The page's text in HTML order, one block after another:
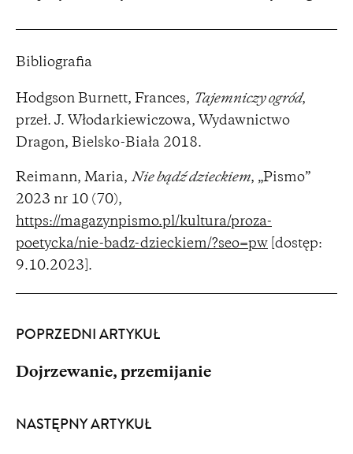
Bibliografia
Hodgson Burnett, Frances, Tajemniczy ogród,
przeł. J. Włodarkiewiczowa, Wydawnictwo
Dragon, Bielsko-Biała 2018.
Reimann, Maria, Nie bądź dzieckiem, „Pismo”
2023 nr 10 (70),
https://magazynpismo.pl/kultura/proza-
poetycka/nie-badz-dzieckiem/?seo=pw [dostęp:
9.10.2023].
POPRZEDNI ARTYKUŁ
Dojrzewanie, przemijanie
NASTĘPNY ARTYKUŁ